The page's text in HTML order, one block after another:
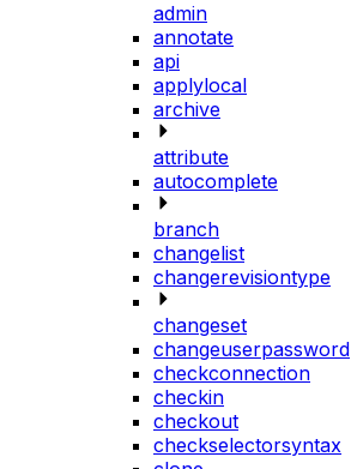
admin
annotate
api
applylocal
archive
attribute
autocomplete
branch
changelist
changerevisiontype
changeset
changeuserpassword
checkconnection
checkin
checkout
checkselectorsyntax